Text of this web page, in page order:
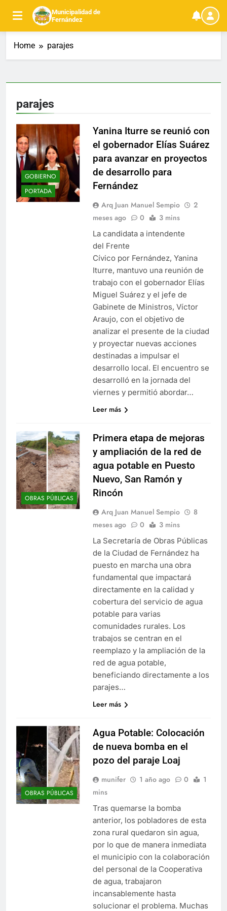
content
Municipalidad de
Fernández
Home parajes
parajes
GOBIERNO
PORTADA
Yanina Iturre se reunió con
el gobernador Elías Suárez
para avanzar en proyectos
de desarrollo para
Fernández
Arq Juan Manuel Sempio
2
meses ago
0 3 mins
La candidata a intendente
del Frente
Cívico por Fernández, Yanina
Iturre, mantuvo una reunión de
trabajo con el gobernador Elías
Miguel Suárez y el jefe de
Gabinete de Ministros, Víctor
Araujo, con el objetivo de
analizar el presente de la ciudad
y proyectar nuevas acciones
destinadas a impulsar el
desarrollo local. El encuentro se
desarrolló en la jornada del
viernes y permitió abordar…
Leer más
OBRAS PÚBLICAS
Primera etapa de mejoras
y ampliación de la red de
agua potable en Puesto
Nuevo, San Ramón y
Rincón
Arq Juan Manuel Sempio
8
meses ago
0 3 mins
La Secretaría de Obras Públicas
de la Ciudad de Fernández ha
puesto en marcha una obra
fundamental que impactará
directamente en la calidad y
cobertura del servicio de agua
potable para varias
comunidades rurales. Los
trabajos se centran en el
reemplazo y la ampliación de la
red de agua potable,
beneficiando directamente a los
parajes…
Leer más
OBRAS PÚBLICAS
Agua Potable: Colocación
de nueva bomba en el
pozo del paraje Loaj
munifer 1 año ago 0
1
mins
Tras quemarse la bomba
anterior, los pobladores de esta
zona rural quedaron sin agua,
por lo que de manera inmediata
el municipio con la colaboración
del personal de la Cooperativa
de agua, trabajaron
incansablemente hasta
solucionar el problema. Muchas